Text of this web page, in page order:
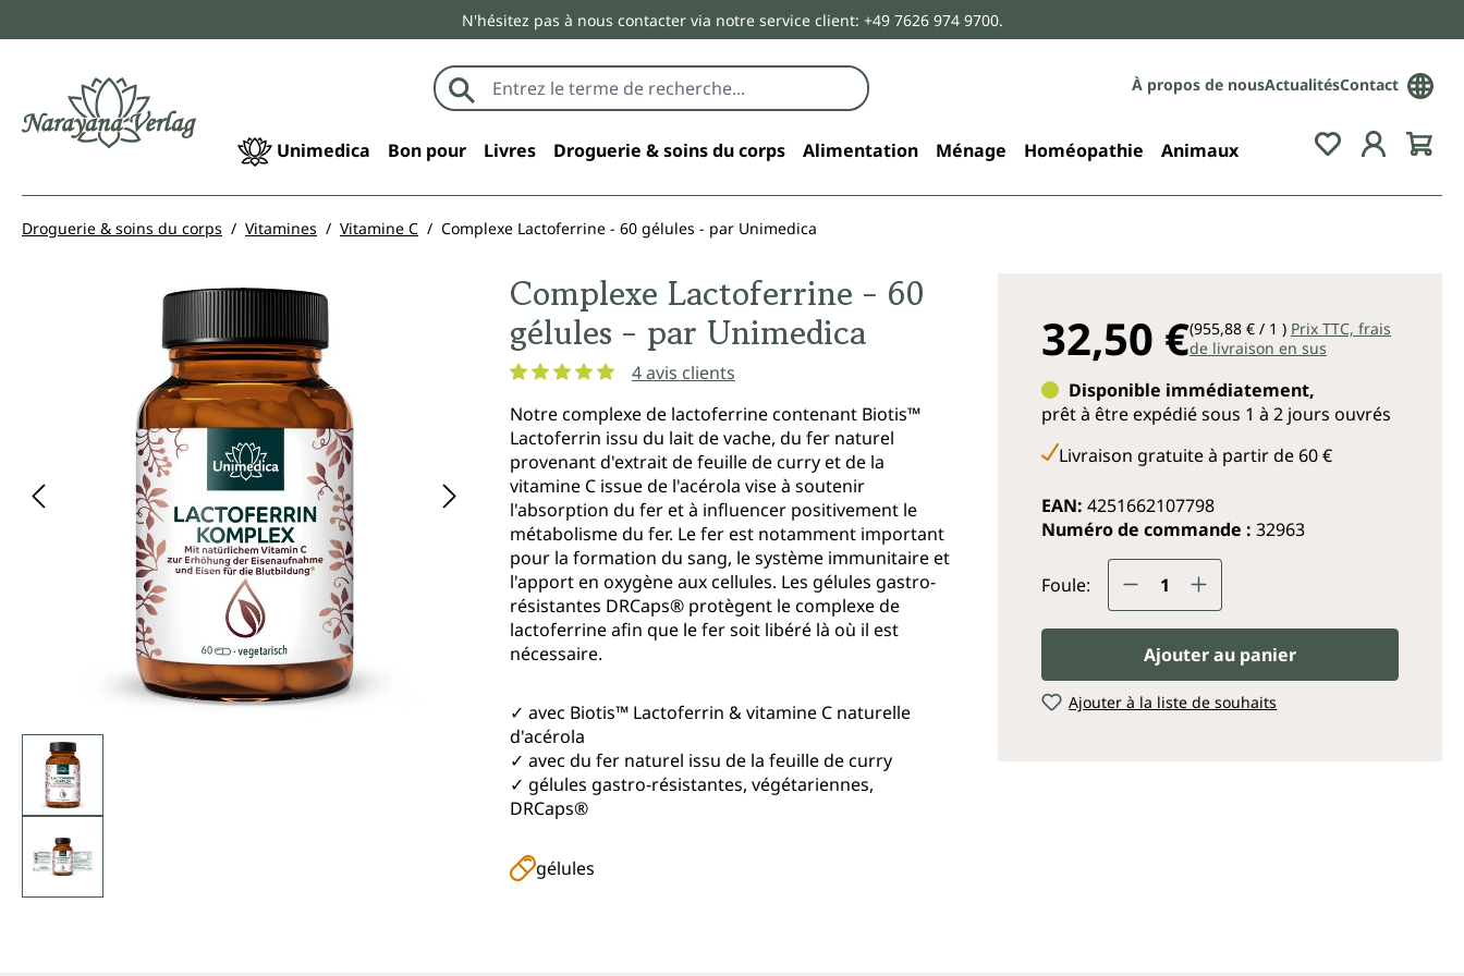
N'hésitez pas à nous contacter via notre service client: +49 7626 974 9700.
À propos de nousActualitésContact
Unimedica Bon pour Livres Droguerie & soins du corps Alimentation Ménage Homéopathie Animaux
Droguerie & soins du corps Vitamines Vitamine C Complexe Lactoferrine - 60 gélules - par Unimedica
Ignorer la galerie d'images
Complexe Lactoferrine - 60
gélules - par Unimedica
4 avis clients
Notre complexe de lactoferrine contenant Biotis™
Lactoferrin issu du lait de vache, du fer naturel
provenant d'extrait de feuille de curry et de la
vitamine C issue de l'acérola vise à soutenir
l'absorption du fer et à influencer positivement le
métabolisme du fer. Le fer est notamment important
pour la formation du sang, le système immunitaire et
l'apport en oxygène aux cellules. Les gélules gastro-
résistantes DRCaps® protègent le complexe de
lactoferrine afin que le fer soit libéré là où il est
nécessaire.
✓ avec Biotis™ Lactoferrin & vitamine C naturelle
d'acérola
✓ avec du fer naturel issu de la feuille de curry
✓ gélules gastro-résistantes, végétariennes,
DRCaps®
gélules
32,50 €(955,88 € / 1 ) Prix TTC, frais
de livraison en sus
Disponible immédiatement,
prêt à être expédié sous 1 à 2 jours ouvrés
Livraison gratuite à partir de 60 €
EAN: 4251662107798
Numéro de commande : 32963
Foule: Quantité de produit :
Ajouter au panier
Ajouter à la liste de souhaits